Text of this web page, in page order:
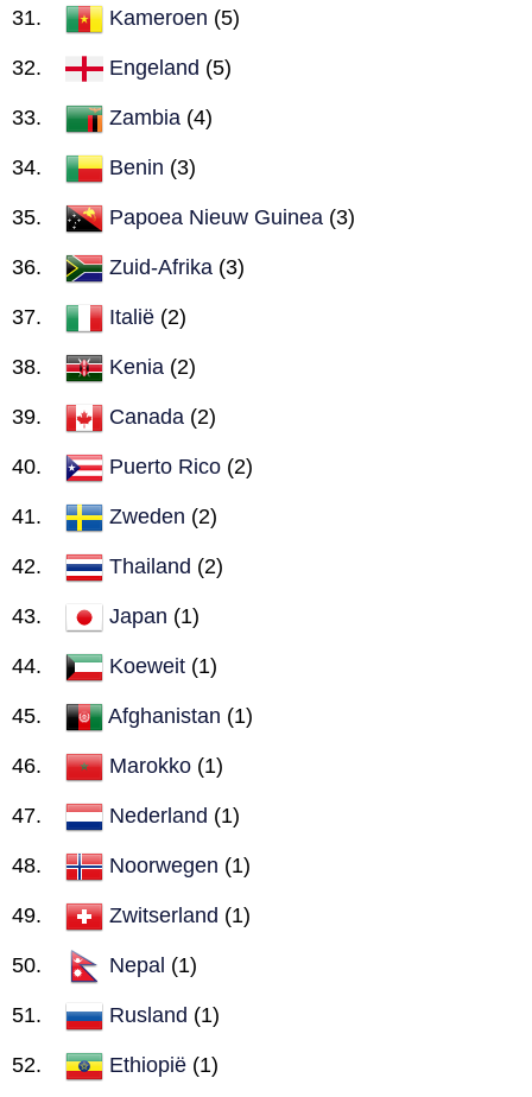
Kameroen (5)
Engeland (5)
Zambia (4)
Benin (3)
Papoea Nieuw Guinea (3)
Zuid-Afrika (3)
Italië (2)
Kenia (2)
Canada (2)
Puerto Rico (2)
Zweden (2)
Thailand (2)
Japan (1)
Koeweit (1)
Afghanistan (1)
Marokko (1)
Nederland (1)
Noorwegen (1)
Zwitserland (1)
Nepal (1)
Rusland (1)
Ethiopië (1)